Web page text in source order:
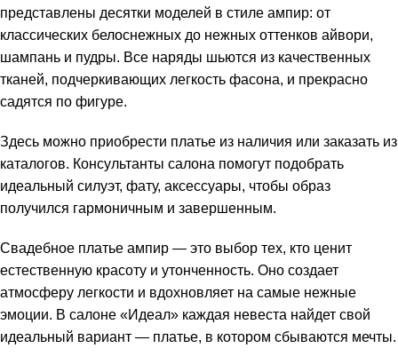
представлены десятки моделей в стиле ампир: от
классических белоснежных до нежных оттенков айвори,
шампань и пудры. Все наряды шьются из качественных
тканей, подчеркивающих легкость фасона, и прекрасно
садятся по фигуре.
Здесь можно приобрести платье из наличия или заказать из
каталогов. Консультанты салона помогут подобрать
идеальный силуэт, фату, аксессуары, чтобы образ
получился гармоничным и завершенным.
Свадебное платье ампир — это выбор тех, кто ценит
естественную красоту и утонченность. Оно создает
атмосферу легкости и вдохновляет на самые нежные
эмоции. В салоне «Идеал» каждая невеста найдет свой
идеальный вариант — платье, в котором сбываются мечты.